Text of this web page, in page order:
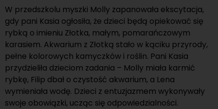
W przedszkolu myszki Molly zapanowała ekscytacja,
gdy pani Kasia ogłosiła, że dzieci będą opiekować się
rybką o imieniu Złotka, małym, pomarańczowym
karasiem. Akwarium z Złotką stało w kąciku przyrody,
pełne kolorowych kamyczków i roślin. Pani Kasia
przydzieliła dzieciom zadania – Molly miała karmić
rybkę, Filip dbał o czystość akwarium, a Lena
wymieniała wodę. Dzieci z entuzjazmem wykonywały
swoje obowiązki, ucząc się odpowiedzialności.